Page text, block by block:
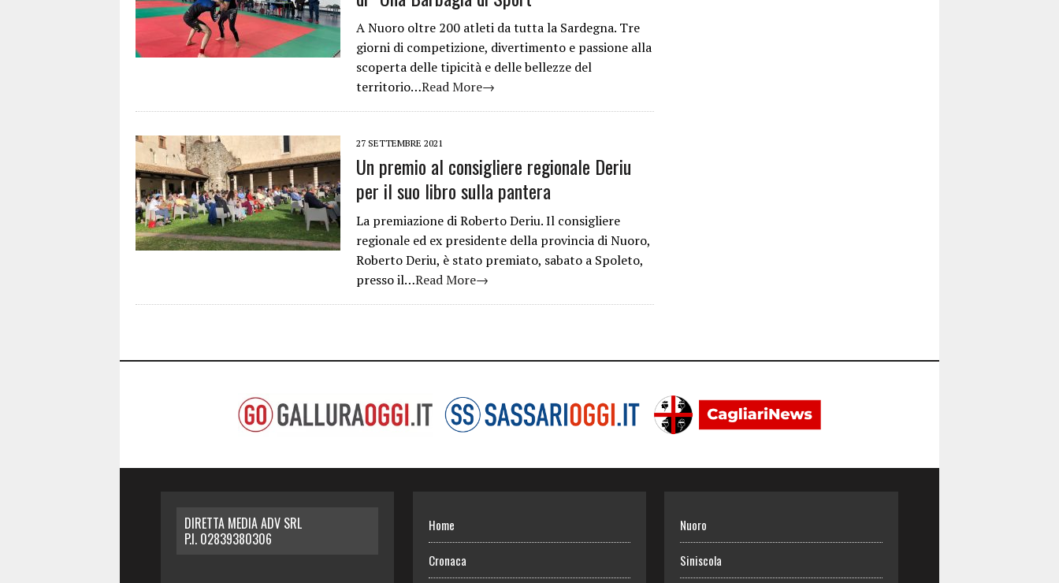
A Nuoro oltre 200 atleti da tutta la Sardegna. Tre
giorni di competizione, divertimento e passione alla
scoperta delle tipicità e delle bellezze del
territorio…Read More→
27 SETTEMBRE 2021
Un premio al consigliere regionale Deriu
per il suo libro sulla pantera
La premiazione di Roberto Deriu. Il consigliere
regionale ed ex presidente della provincia di Nuoro,
Roberto Deriu, è stato premiato, sabato a Spoleto,
presso il…Read More→
DIRETTA MEDIA ADV SRL
P.I. 02839380306
Home
Cronaca
Nuoro
Siniscola